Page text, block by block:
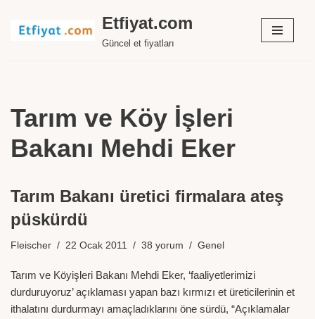
İçeriğe
Etfiyat.com
Güncel et fiyatları
Tarım ve Köy İşleri
Bakanı Mehdi Eker
Tarım Bakanı üretici firmalara ateş
püskürdü
Fleischer 22 Ocak 2011 38 yorum Genel
Tarım ve Köyişleri Bakanı Mehdi Eker, ‘faaliyetlerimizi
durduruyoruz’ açıklaması yapan bazı kırmızı et üreticilerinin et
ithalatını durdurmayı amaçladıklarını öne sürdü, “Açıklamalar